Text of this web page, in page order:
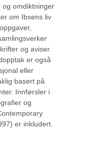
og omdiktninger
om Ibsens liv
og aviser.
er også
eller
basert på
Innførsler i
og
er inkludert.